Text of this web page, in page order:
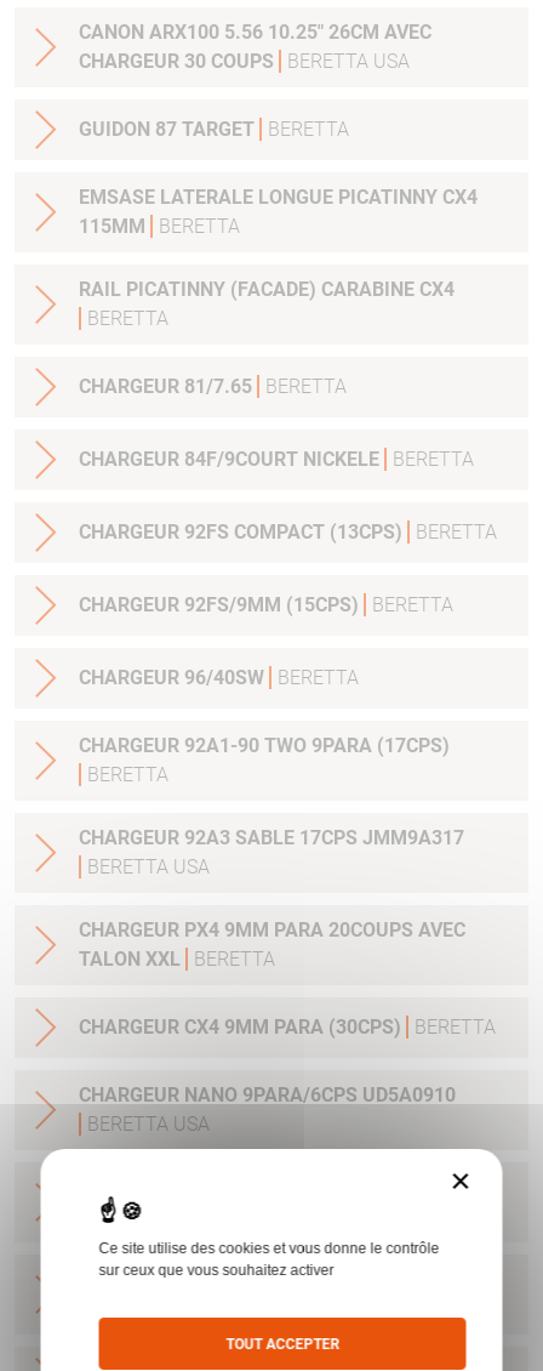
CANON ARX100 5.56 10.25" 26CM AVEC
CHARGEUR 30 COUPS
BERETTA USA
GUIDON 87 TARGET BERETTA
EMSASE LATERALE LONGUE PICATINNY CX4
115MM
BERETTA
RAIL PICATINNY (FACADE) CARABINE CX4
BERETTA
CHARGEUR 81/7.65 BERETTA
CHARGEUR 84F/9COURT NICKELE BERETTA
CHARGEUR 92FS COMPACT (13CPS) BERETTA
CHARGEUR 92FS/9MM (15CPS) BERETTA
CHARGEUR 96/40SW BERETTA
CHARGEUR 92A1-90 TWO 9PARA (17CPS)
BERETTA
CHARGEUR 92A3 SABLE 17CPS JMM9A317
BERETTA USA
CHARGEUR PX4 9MM PARA 20COUPS AVEC
TALON XXL
BERETTA
CHARGEUR CX4 9MM PARA (30CPS) BERETTA
CHARGEUR NANO 9PARA/6CPS UD5A0910
BERETTA USA
BERETTA USA
CHARGEUR PX4 SUBCOMPACT 9X21 AVEC
×
Ce site utilise des cookies et vous donne le contrôle
sur ceux que vous souhaitez activer
TOUT ACCEPTER